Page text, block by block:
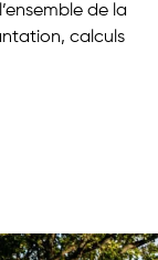
de la
calculs